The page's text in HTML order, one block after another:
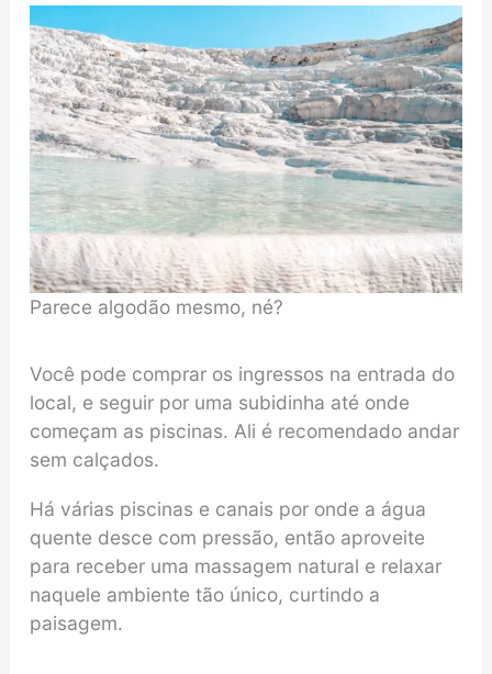
Parece algodão mesmo, né?
Você pode comprar os ingressos na entrada do
local, e seguir por uma subidinha até onde
começam as piscinas. Ali é recomendado andar
sem calçados.
Há várias piscinas e canais por onde a água
quente desce com pressão, então aproveite
para receber uma massagem natural e relaxar
naquele ambiente tão único, curtindo a
paisagem.